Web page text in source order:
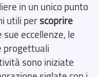
in un unico punto
utili perscoprire
sue eccellenze, le
progettuali
sono iniziate